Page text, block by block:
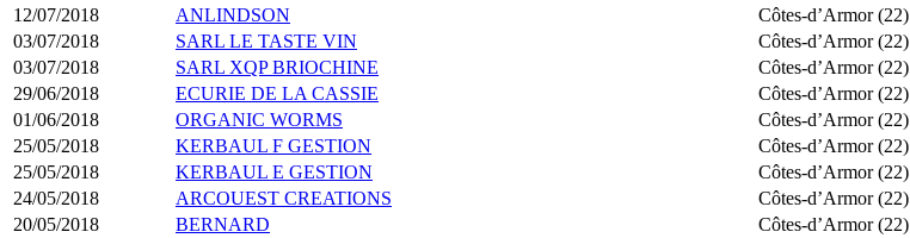
12/07/2018
ANLINDSON Côtes-d’Armor (22)
03/07/2018
SARL LE TASTE VIN Côtes-d’Armor (22)
03/07/2018
SARL XQP BRIOCHINE Côtes-d’Armor (22)
29/06/2018
ECURIE DE LA CASSIE Côtes-d’Armor (22)
01/06/2018
ORGANIC WORMS Côtes-d’Armor (22)
25/05/2018
KERBAUL F GESTION Côtes-d’Armor (22)
25/05/2018
KERBAUL E GESTION Côtes-d’Armor (22)
24/05/2018
ARCOUEST CREATIONS Côtes-d’Armor (22)
20/05/2018
BERNARD Côtes-d’Armor (22)